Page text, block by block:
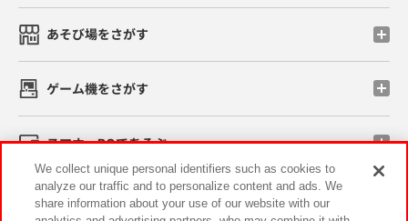
あそび場をさがす
ゲーム機をさがす
スマホ・PCであそぶ
イベント・キャンペーン
We collect unique personal identifiers such as cookies to
analyze our traffic and to personalize content and ads. We
share information about your use of our website with our